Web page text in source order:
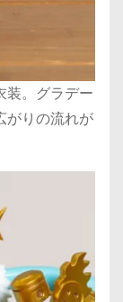
装。グラデー
がりの流れが